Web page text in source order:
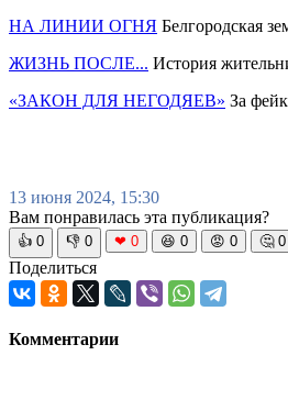
НА ЛИНИИ ОГНЯ Белгородская
ЖИЗНЬ ПОСЛЕ... История
«ЗАКОН ДЛЯ НЕГОДЯЕВ» За
13 июня 2024, 15:30
Вам понравилась эта публикация?
👍 0 👎 0 ❤ 0 😆 0 😡 0 🤔 0
Поделиться
Комментарии